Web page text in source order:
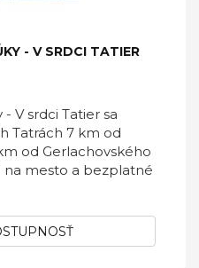
- V SRDCI TATIER
V srdci Tatier sa
Tatrách 7 km od
od Gerlachovského
mesto a bezplatné